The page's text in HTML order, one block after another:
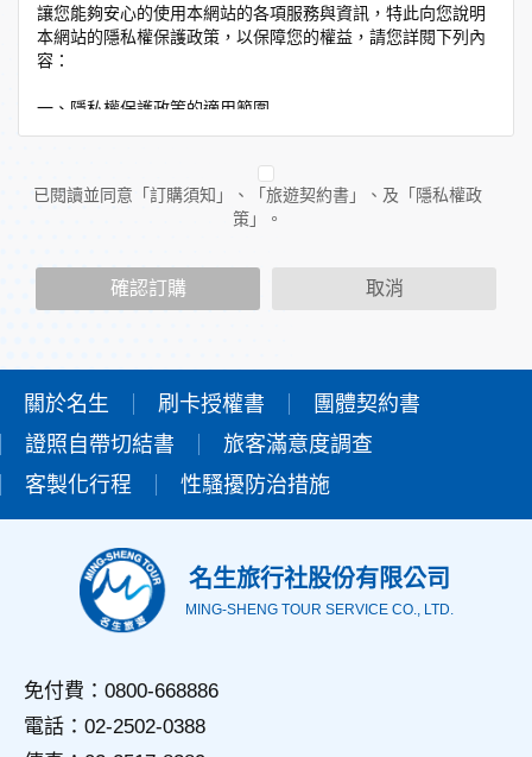
讓您能夠安心的使用本網站的各項服務與資訊，特此向您說明
本網站的隱私權保護政策，以保障您的權益，請您詳閱下列內
容：
一、隱私權保護政策的適用範圍
隱私權保護政策內容，包括本網站如何處理在您使用網站服務
外的相關連結網站，也不適用於非本網站所委託或參與管理的
人員。
當您造訪本網站或使用本網站所提供之功能服務時，我們將視
該服務功能性質，請您提供必要的個人資料，並在該特定目的
本網站在您使用服務信箱、問卷調查等互動性功能時，會保留
您所提供的姓名、電子郵件地址、聯絡方式及使用時間等。
於一般瀏覽時，伺服器會自行記錄相關行徑，包括您使用連線
設備的IP位址、使用時間、使用的瀏覽器、瀏覽及點選資料記
用，決不對外公佈。
外，我們會視需要公佈統計數據及說明文字，但不涉及特定個
人之資料。
三、資料之保護
備及必要的安全防護措施，加以保護網站及您的個人資料採用
嚴格的保護措施，只由經過授權的人員才能接觸您的個人資
料，相關處理人員皆簽有保密合約，如有違反保密義務者，將
會受到相關的法律處分。
已閱讀並同意「訂購須知」、「旅遊契約書」、及「隱私權政
策」。
確認訂購 取消
關於名生 刷卡授權書
團體契約書
證照自帶切結書
旅客滿意度調查
客製化行程
性騷擾防治措施
名生旅行社股份有限公司
MING-SHENG TOUR SERVICE CO., LTD.
免付費：0800-668886
電話：02-2502-0388